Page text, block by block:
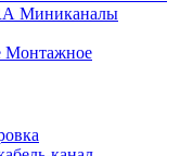
Миниканалы
Монтажное